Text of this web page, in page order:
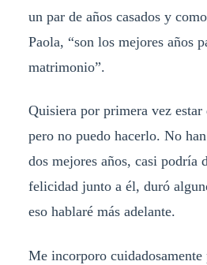
un par de años casados y
Paola, “son los mejores años
matrimonio”.
Quisiera por primera vez estar
pero no puedo hacerlo. No
dos mejores años, casi podría
felicidad junto a él, duró
eso hablaré más adelante.
Me incorporo cuidadosamente